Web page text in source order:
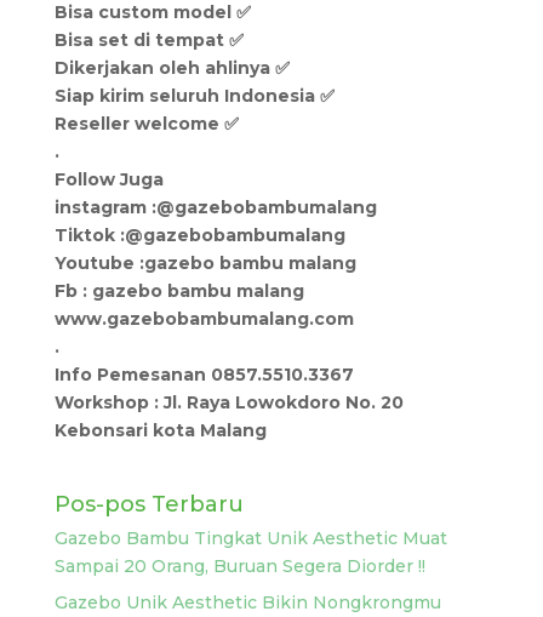
Bisa custom model ✅
Bisa set di tempat ✅
Dikerjakan oleh ahlinya ✅
Siap kirim seluruh Indonesia ✅
Reseller welcome ✅
.
Follow Juga
instagram :@gazebobambumalang
Tiktok :@gazebobambumalang
Youtube :gazebo bambu malang
Fb : gazebo bambu malang
www.gazebobambumalang.com
.
Info Pemesanan 0857.5510.3367
Workshop : Jl. Raya Lowokdoro No. 20
Kebonsari kota Malang
Pos-pos Terbaru
Gazebo Bambu Tingkat Unik Aesthetic Muat
Sampai 20 Orang, Buruan Segera Diorder !!
Gazebo Unik Aesthetic Bikin Nongkrongmu